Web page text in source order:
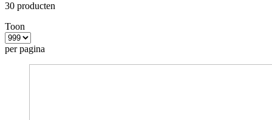
30 producten
Toon
per pagina